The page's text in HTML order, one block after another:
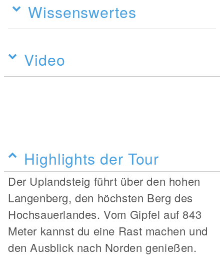
Wissenswertes
Video
Highlights der Tour
Der Uplandsteig führt über den hohen
Langenberg, den höchsten Berg des
Hochsauerlandes. Vom Gipfel auf 843
Meter kannst du eine Rast machen und
den Ausblick nach Norden genießen.